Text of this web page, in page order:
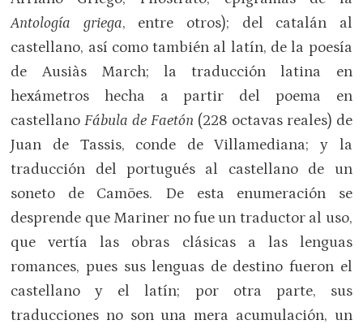
Antología griega, entre otros); del catalán al
castellano, así como también al latín, de la poesía
de Ausiàs March; la traducción latina en
hexámetros hecha a partir del poema en
castellanoFábula de Faetón (228 octavas reales) de
Juan de Tassis, conde de Villamediana; y la
traducción del portugués al castellano de un
soneto de Camões. De esta enumeración se
desprende que Mariner no fue un traductor al uso,
que vertía las obras clásicas a las lenguas
romances, pues sus lenguas de destino fueron el
castellano y el latín; por otra parte, sus
traducciones no son una mera acumulación, un